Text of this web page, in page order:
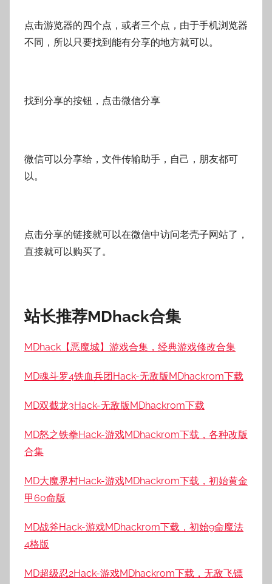
点击游览器的四个点，或者三个点，由于手机浏览器
不同，所以只要找到能有分享的地方就可以。
找到分享的按钮，点击微信分享
微信可以分享给，文件传输助手，自己，朋友都可
以。
点击分享的链接就可以在微信中访问老壳子网站了，
直接就可以购买了。
站长推荐MDhack合集
MDhack【恶魔城】游戏合集，经典游戏修改合集
MD魂斗罗4铁血兵团Hack-无敌版MDhackrom下载
MD双截龙3Hack-无敌版MDhackrom下载
MD怒之铁拳Hack-游戏MDhackrom下载，各种改版
合集
MD大魔界村Hack-游戏MDhackrom下载，初始黄金
甲60命版
MD战斧Hack-游戏MDhackrom下载，初始9命魔法
4格版
MD超级忍2Hack-游戏MDhackrom下载，无敌飞镖